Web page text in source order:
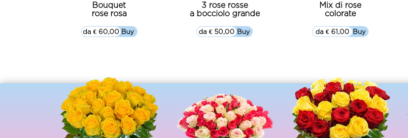
Bouquet
rose rosa
▷▷ Buy
da € 60,00
3 rose rosse
a bocciolo grande
▷▷ Buy
da € 50,00
Mix di rose
colorate
▷▷ Buy
da € 61,00